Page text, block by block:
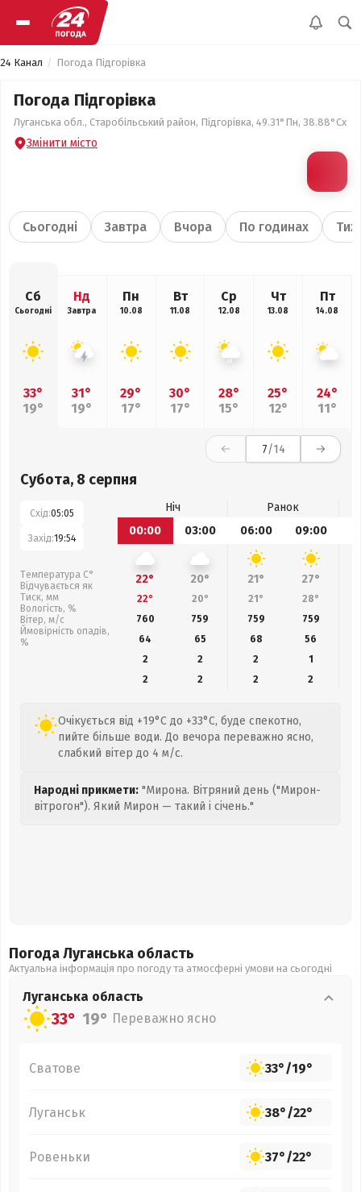
24 Канал Погода Підгорівка
Погода Підгорівка
Луганська обл., Старобільський район, Підгорівка, 49.31°Пн, 38.88°Сх
Змінити місто
Сьогодні Завтра Вчора По годинах
Сб
Сьогодні
33°
19°
Нд
Завтра
31°
19°
Пн
10.08
29°
17°
Вт
11.08
30°
17°
Ср
12.08
28°
15°
Чт
13.08
25°
12°
Пт
14.08
24°
11°
7/14
Субота, 8 серпня
Схід:05:05
Захід:19:54
Температура С°
Відчувається як
Тиск, мм
Вологість, %
Вітер, м/с
Ймовірність опадів,
%
Ніч
Ранок
00:00
03:00 06:00 09:00
22° 20° 21° 27°
22° 20° 21° 28°
760
759 759 759
64
65 68 56
2
2 2
1
2
2 2 2
Очікується від +19°C до +33°C, буде спекотно,
пийте більше води. До вечора переважно ясно,
слабкий вітер до 4 м/с.
Народні прикмети: "Мирона. Вітряний день ("Мирон-
вітрогон"). Який Мирон — такий і січень."
Погода Луганська область
Актуальна інформація про погоду та атмосферні умови на сьогодні
Луганська область
33° 19° Переважно ясно
Сватове 33°/19°
Луганськ 38°/22°
Ровеньки 37°/22°